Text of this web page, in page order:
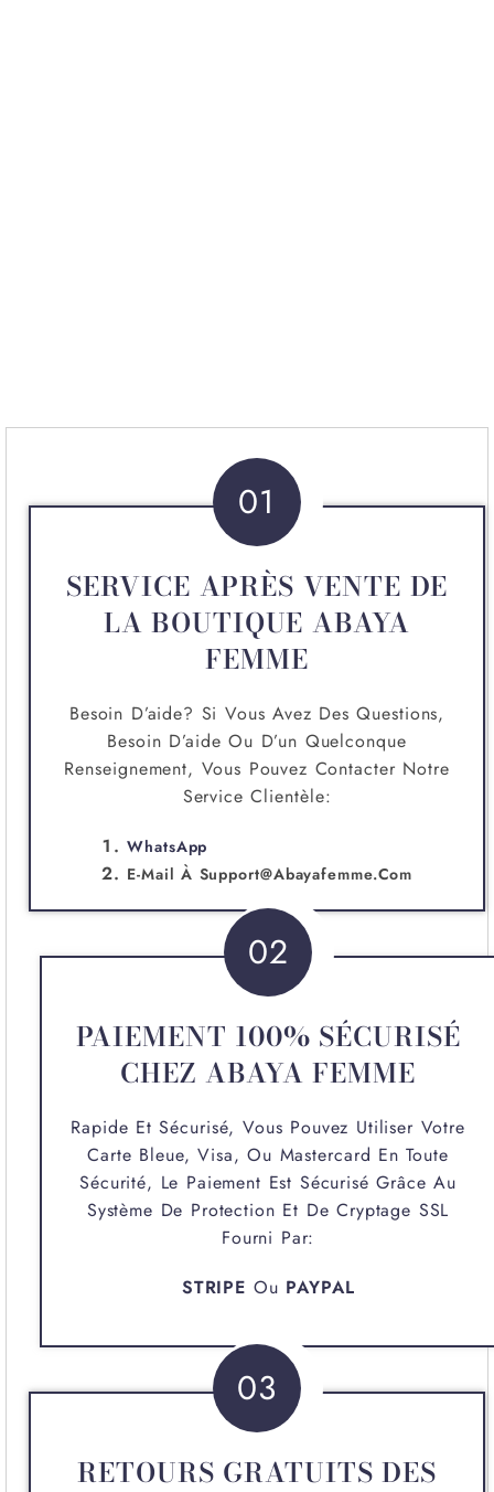
01
SERVICE APRÈS VENTE DE
LA BOUTIQUE ABAYA
FEMME
Besoin D’aide? Si Vous Avez Des Questions,
Besoin D’aide Ou D’un Quelconque
Renseignement, Vous Pouvez Contacter Notre
Service Clientèle:
WhatsApp
E-Mail À Support@abayafemme.com
02
PAIEMENT 100% SÉCURISÉ
CHEZ ABAYA FEMME
Rapide Et Sécurisé, Vous Pouvez Utiliser Votre
Carte Bleue, Visa, Ou Mastercard En Toute
Sécurité, Le Paiement Est Sécurisé Grâce Au
Système De Protection Et De Cryptage SSL
Fourni Par:
STRIPE Ou PAYPAL
03
RETOURS GRATUITS DES